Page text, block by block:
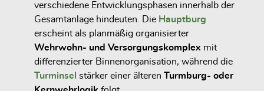
verschiedene Entwicklungsphasen innerhalb der
Gesamtanlage hindeuten. Die Hauptburg
erscheint als planmäßig organisierter
Wehrwohn- und Versorgungskomplex mit
differenzierter Binnenorganisation, während die
Turminsel stärker einer älteren Turmburg- oder